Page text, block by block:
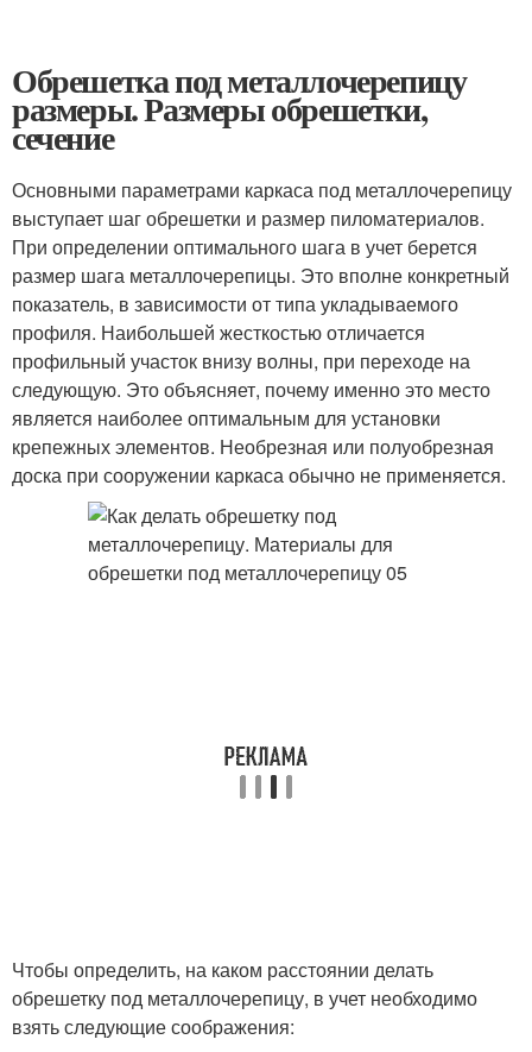
Обрешетка под металлочерепицу
размеры. Размеры обрешетки,
сечение
Основными параметрами каркаса под металлочерепицу
выступает шаг обрешетки и размер пиломатериалов.
При определении оптимального шага в учет берется
размер шага металлочерепицы. Это вполне конкретный
показатель, в зависимости от типа укладываемого
профиля. Наибольшей жесткостью отличается
профильный участок внизу волны, при переходе на
следующую. Это объясняет, почему именно это место
является наиболее оптимальным для установки
крепежных элементов. Необрезная или полуобрезная
доска при сооружении каркаса обычно не применяется.
Чтобы определить, на каком расстоянии делать
обрешетку под металлочерепицу, в учет необходимо
взять следующие соображения: